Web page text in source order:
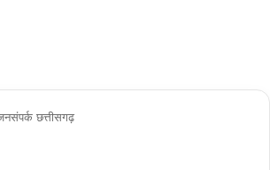
छत्तीसगढ़